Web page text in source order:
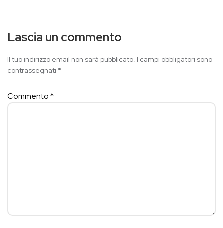
Lascia un commento
Il tuo indirizzo email non sarà pubblicato. I campi obbligatori sono
contrassegnati *
Commento*